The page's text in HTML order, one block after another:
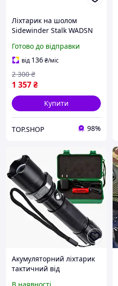
Ліхтарик на шолом
Sidewinder Stalk WADSN
каску, військовий
ліхтарик тактичний
Готово до відправки
від 136₴/міс
1 357₴
2 300 ₴
Купити
TOP.SHOP 98%
Акумуляторний ліхтарик
тактичний від